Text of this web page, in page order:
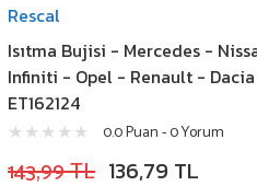
Rescal
Isıtma Bujisi - Mercedes -
Infiniti - Opel - Renault -
ET162124
0.0 Puan - 0 Yorum
143,99 TL 136,79 TL